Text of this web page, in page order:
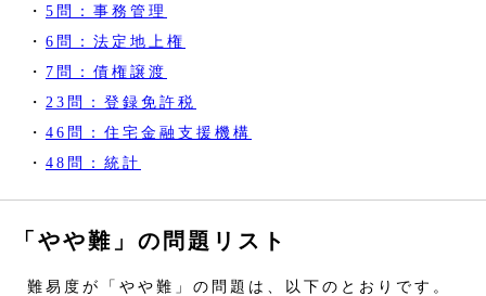
・ 5問：事務管理
・ 6問：法定地上権
・ 7問：債権譲渡
・ 23問：登録免許税
・ 46問：住宅金融支援機構
・ 48問：統計
「やや難」の問題リスト
難易度が「やや難」の問題は、以下のとおりです。